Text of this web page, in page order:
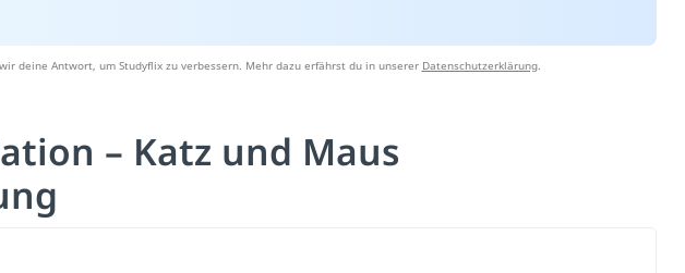
deine Antwort, um Studyflix zu verbessern. Mehr dazu erfährst du in unserer Datenschutzerklärung.
– Katz und Maus